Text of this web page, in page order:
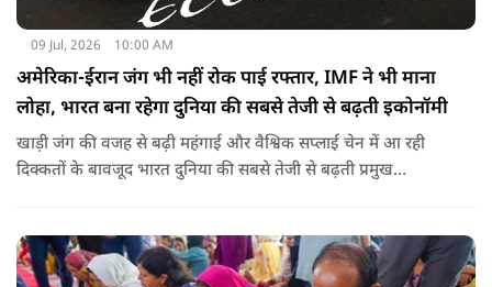
09 Jul, 2026 10:00 AM
अमेरिका-ईरान जंग भी नहीं रोक पाई रफ्तार, IMF ने भी माना
लोहा, भारत बना रहेगा दुनिया की सबसे तेजी से बढ़ती इकोनॉमी
खाड़ी जंग की वजह से बढ़ी महंगाई और वैश्विक सप्लाई चेन में आ रही
दिक्कतों के बावजूद भारत दुनिया की सबसे तेजी से बढ़ती प्रमुख
लिए सलाह भी दी गई है.